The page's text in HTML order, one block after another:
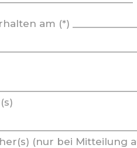
am (*)
(nur bei Mitteilung